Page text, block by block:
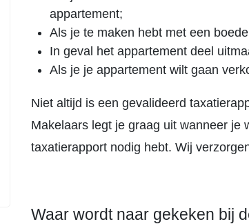
appartement;
Als je te maken hebt met een
In geval het appartement deel
Als je je appartement wilt gaan
Niet altijd is een gevalideerd
Makelaars legt je graag uit wanneer je
taxatierapport nodig hebt. Wij
Waar wordt naar gekeken bij